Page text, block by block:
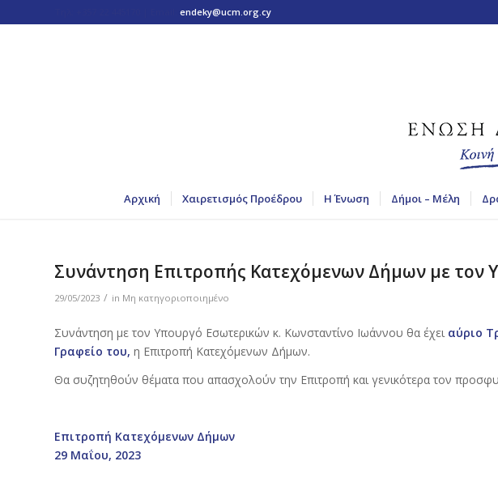
endeky@ucm.org.cy
Αρχική Χαιρετισμός Προέδρου Η Ένωση Δήμοι – Μέλη
Συνάντηση Επιτροπής Κατεχόμενων Δήμων με τον
29/05/2023 / in Μη κατηγοριοποιημένο
Συνάντηση με τον Υπουργό Εσωτερικών κ. Κωνσταντίνο Ιωάννου θα έχει αύριο
Γραφείο του, η Επιτροπή Κατεχόμενων Δήμων.
Θα συζητηθούν θέματα που απασχολούν την Επιτροπή και γενικότερα τον
Επιτροπή Κατεχόμενων
29 Μαΐου, 2023